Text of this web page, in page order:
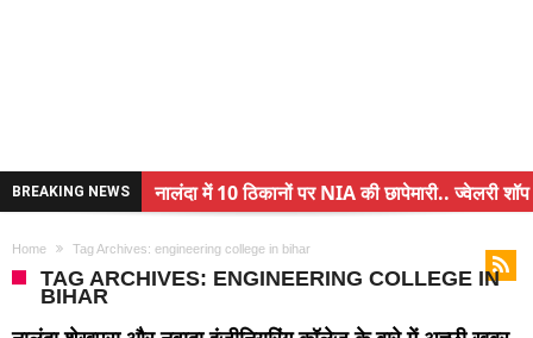
BREAKING NEWS
नालंदा में 10 ठिकानों पर NIA की छापेमारी.. ज्वेलरी शॉप
अंचल पदाधिकारी (CO) बर्खास्त.. फर्जीवाड़ा कर पाई थी
Home Tag Archives: engineering college in bihar
TAG ARCHIVES: ENGINEERING COLLEGE IN
BIHAR